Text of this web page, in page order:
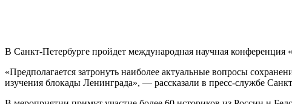
В Санкт-Петербурге пройдет международная научная
«Предполагается затронуть наиболее актуальные вопросы
изучения блокады Ленинграда», — рассказали в пресс-службе